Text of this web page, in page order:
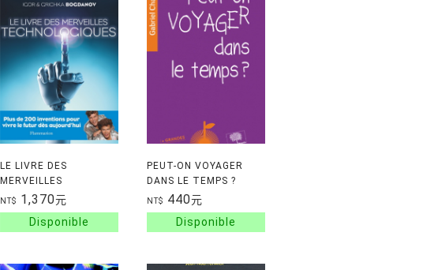
LE LIVRE DES
MERVEILLES
TECHNOLOGIQUES
NT$ 1,370元
PEUT-ON VOYAGER
DANS LE TEMPS ?
NT$ 440元